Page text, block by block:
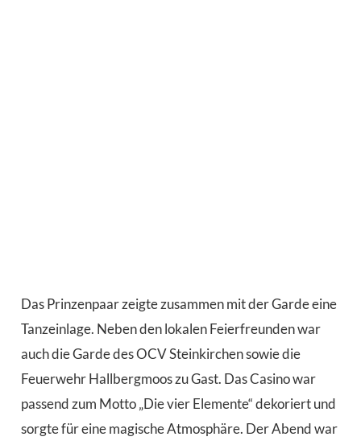
Das Prinzenpaar zeigte zusammen mit der Garde eine
Tanzeinlage. Neben den lokalen Feierfreunden war
auch die Garde des OCV Steinkirchen sowie die
Feuerwehr Hallbergmoos zu Gast. Das Casino war
passend zum Motto „Die vier Elemente“ dekoriert und
sorgte für eine magische Atmosphäre. Der Abend war